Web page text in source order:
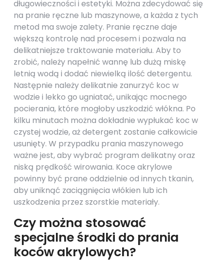
długowieczności i estetyki. Można zdecydować się
na pranie ręczne lub maszynowe, a każda z tych
metod ma swoje zalety. Pranie ręczne daje
większą kontrolę nad procesem i pozwala na
delikatniejsze traktowanie materiału. Aby to
zrobić, należy napełnić wannę lub dużą miskę
letnią wodą i dodać niewielką ilość detergentu.
Następnie należy delikatnie zanurzyć koc w
wodzie i lekko go ugniatać, unikając mocnego
pocierania, które mogłoby uszkodzić włókna. Po
kilku minutach można dokładnie wypłukać koc w
czystej wodzie, aż detergent zostanie całkowicie
usunięty. W przypadku prania maszynowego
ważne jest, aby wybrać program delikatny oraz
niską prędkość wirowania. Koce akrylowe
powinny być prane oddzielnie od innych tkanin,
aby uniknąć zaciągnięcia włókien lub ich
uszkodzenia przez szorstkie materiały.
Czy można stosować
specjalne środki do prania
koców akrylowych?